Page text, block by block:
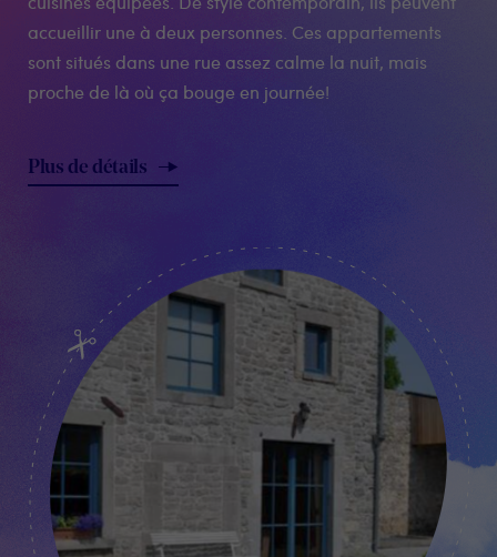
accueillir une à deux personnes. Ces appartements
sont situés dans une rue assez calme la nuit, mais
proche de là où ça bouge en journée!
Plus de détails